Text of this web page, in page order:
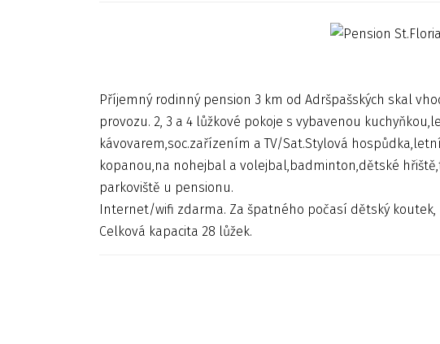
Příjemný rodinný pension 3 km od Adršpašských skal
provozu. 2, 3 a 4 lůžkové pokoje s vybavenou
kávovarem,soc.zařízením a TV/Sat.Stylová
kopanou,na nohejbal a volejbal,badminton,dětské
parkoviště u pensionu.
Internet/wifi zdarma. Za špatného počasí dětský
Celková kapacita 28 lůžek.